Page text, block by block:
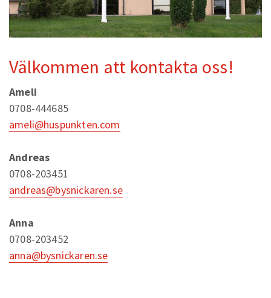
Välkommen att kontakta oss!
Ameli
0708-444685
ameli@huspunkten.com
Andreas
0708-203451
andreas@bysnickaren.se
Anna
0708-203452
anna@bysnickaren.se